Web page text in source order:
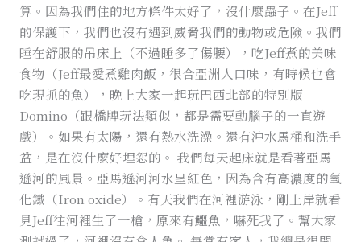
算。因為我們住的地方條件太好了，沒什麼蟲子。在Jeff
的保護下，我們也沒有遇到威脅我們的動物或危險。我們
睡在舒服的吊床上（不過睡多了傷腰），吃Jeff煮的美味
食物（Jeff最愛煮雞肉飯，很合亞洲人口味，有時候也會
吃現抓的魚），晚上大家一起玩巴西北部的特別版
Domino（跟橋牌玩法類似，都是需要動腦子的一直遊
戲）。如果有太陽，還有熱水洗澡。還有沖水馬桶和洗手
盆，是在沒什麼好埋怨的。 我們每天起床就是看著亞馬
遜河的風景。亞馬遜河河水呈紅色，因為含有高濃度的氧
化鐵（Iron oxide）。有天我們在河裡游泳，剛上岸就看
見Jeff往河裡生了一槍，原來有鱷魚，嚇死我了。幫大家